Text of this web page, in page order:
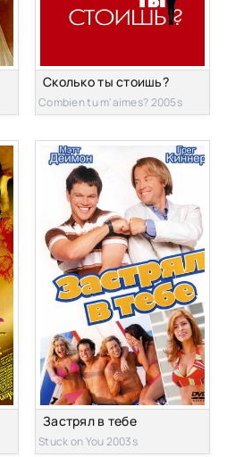
Сколько ты стоишь?
Combien tu m'aimes? 2005s
Застрял в тебе
Stuck on You 2003s